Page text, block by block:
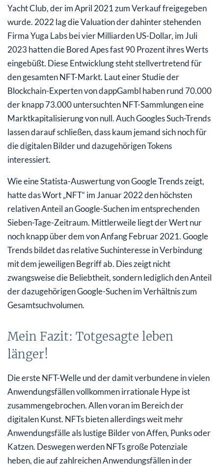
Yacht Club, der im April 2021 zum Verkauf freigegeben
wurde. 2022 lag die Valuation der dahinter stehenden
Firma Yuga Labs bei vier Milliarden US-Dollar, im Juli
2023 hatten die Bored Apes fast 90 Prozent ihres Werts
eingebüßt. Diese Entwicklung steht stellvertretend für
den gesamten NFT-Markt. Laut einer Studie der
Blockchain-Experten von dappGambl haben rund 70.000
der knapp 73.000 untersuchten NFT-Sammlungen eine
Marktkapitalisierung von null. Auch Googles Such-Trends
lassen darauf schließen, dass kaum jemand sich noch für
die digitalen Bilder und dazugehörigen Tokens
interessiert.
Wie eine Statista-Auswertung von Google Trends zeigt,
hatte das Wort „NFT“ im Januar 2022 den höchsten
relativen Anteil an Google-Suchen im entsprechenden
Sieben-Tage-Zeitraum. Mittlerweile liegt der Wert nur
noch knapp über dem von Anfang Februar 2021. Google
Trends bildet das relative Suchinteresse in Verbindung
mit dem jeweiligen Begriff ab. Dies zeigt nicht
zwangsweise die Beliebtheit, sondern lediglich den Anteil
der dazugehörigen Google-Suchen im Verhältnis zum
Gesamtsuchvolumen.
Mein Fazit: Totgesagte leben
länger!
Die erste NFT-Welle und der damit verbundene in vielen
Anwendungsfällen vollkommen irrationale Hype ist
zusammengebrochen. Allen voran im Bereich der
digitalen Kunst. NFTs bieten allerdings weit mehr
Anwendungsfälle als lustige Bilder von Affen, Punks oder
Katzen. Deswegen werden NFTs große Potenziale
heben, die auf zahlreichen Anwendungsfällen in der